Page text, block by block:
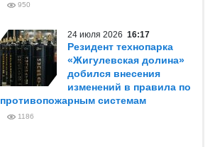
950
24 июля 2026 16:17
Резидент технопарка
«Жигулевская долина»
добился внесения
изменений в правила по
противопожарным системам
1186